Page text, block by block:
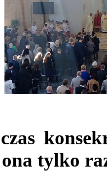
tylko